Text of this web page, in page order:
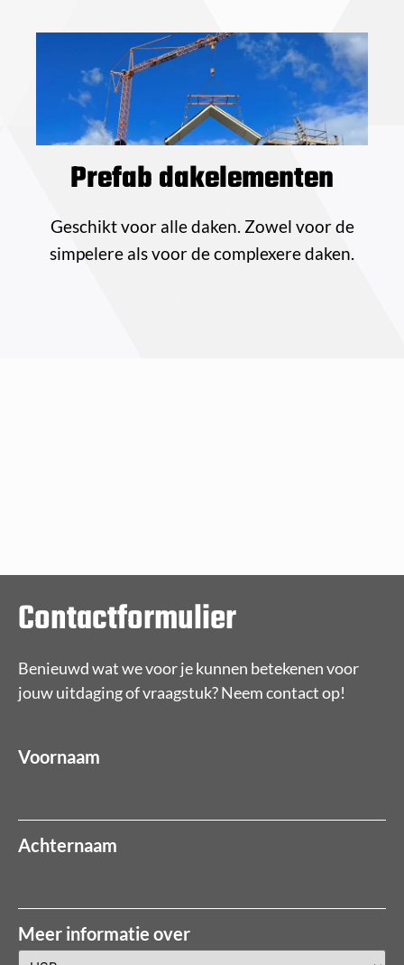
Prefab dakelementen
Geschikt voor alle daken. Zowel voor de
simpelere als voor de complexere daken.
Contactformulier
Benieuwd wat we voor je kunnen betekenen voor
jouw uitdaging of vraagstuk? Neem contact op!
Voornaam
Achternaam
Meer informatie over